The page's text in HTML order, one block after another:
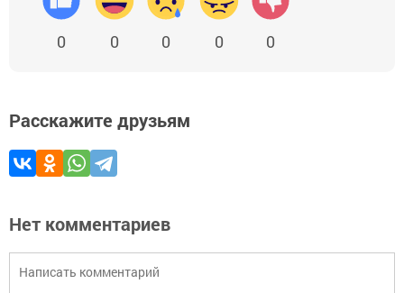
0 0 0 0 0
Расскажите друзьям
Нет комментариев